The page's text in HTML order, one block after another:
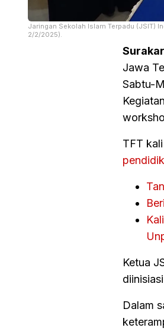
Jaringan Sekolah Islam Terpadu (JSIT)
2/2/2025).
Jawa
Sabtu-
TFT
Ketua
Dalam